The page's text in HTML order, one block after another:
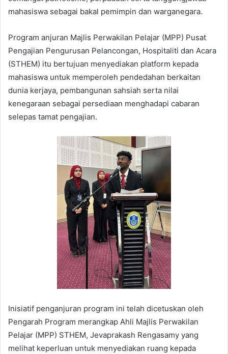
mahasiswa sebagai bakal pemimpin dan warganegara.
Program anjuran Majlis Perwakilan Pelajar (MPP) Pusat
Pengajian Pengurusan Pelancongan, Hospitaliti dan Acara
(STHEM) itu bertujuan menyediakan platform kepada
mahasiswa untuk memperoleh pendedahan berkaitan
dunia kerjaya, pembangunan sahsiah serta nilai
kenegaraan sebagai persediaan menghadapi cabaran
selepas tamat pengajian.
Inisiatif penganjuran program ini telah dicetuskan oleh
Pengarah Program merangkap Ahli Majlis Perwakilan
Pelajar (MPP) STHEM, Jevaprakash Rengasamy yang
melihat keperluan untuk menyediakan ruang kepada